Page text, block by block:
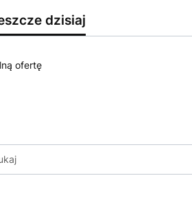
dzisiaj
ofertę